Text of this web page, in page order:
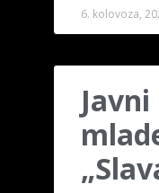
6. kolovoza,